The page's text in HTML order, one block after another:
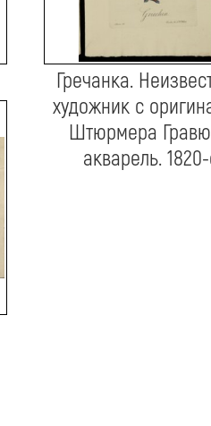
Гречанка.
художник с
Штюрмера
акварель.